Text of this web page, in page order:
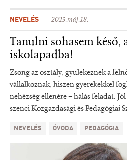
NEVELÉS 2025.máj.18.
Tanulni sohasem késő,
iskolapadba!
Zsong az osztály, gyülekeznek a
vállalkoznak, hiszen gyerekekkel
nehézség ellenére – hálás feladat.
szenci Közgazdasági és Pedagógiai
NEVELÉS ÓVODA PEDAGÓGIA